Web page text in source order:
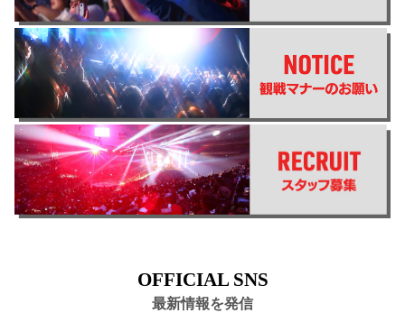
OFFICIAL SNS
最新情報を発信